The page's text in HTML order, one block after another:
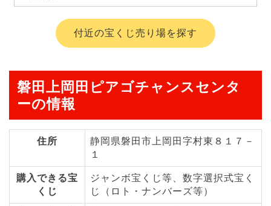
付近の宝くじ売り場を探す
磐田上岡田ピアゴチャンスセンタ
ーの情報
住所
静岡県磐田市上岡田字村東８１７－
１
購入できる宝
くじ
ジャンボ宝くじ等、数字選択式宝く
じ（ロト・ナンバーズ等）